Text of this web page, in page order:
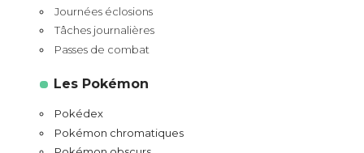
Journées éclosions
Tâches journalières
Passes de combat
Les Pokémon
Pokédex
Pokémon chromatiques